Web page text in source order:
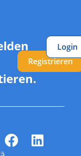
Registrieren
Login